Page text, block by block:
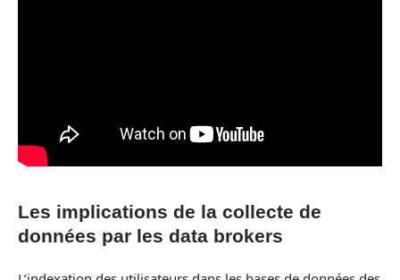
Les implications de la collecte de
données par les data brokers